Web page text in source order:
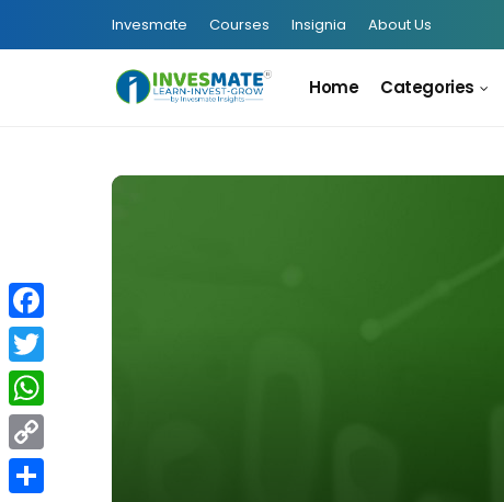
Invesmate Courses Insignia About Us
Home Categories
Facebook
Twitter
WhatsApp
Copy